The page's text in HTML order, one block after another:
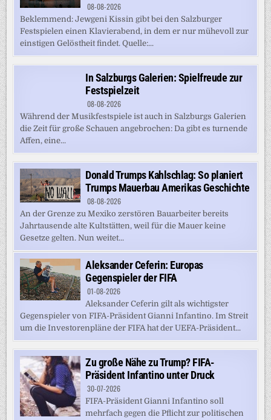
08-08-2026
Beklemmend: Jewgeni Kissin gibt bei den Salzburger
Festspielen einen Klavierabend, in dem er nur mühevoll zur
einstigen Gelöstheit findet. Quelle:...
In Salzburgs Galerien: Spielfreude zur
Festspielzeit
08-08-2026
Während der Musikfestspiele ist auch in Salzburgs Galerien
die Zeit für große Schauen angebrochen: Da gibt es turnende
Affen, eine...
Donald Trumps Kahlschlag: So planiert
Trumps Mauerbau Amerikas Geschichte
08-08-2026
An der Grenze zu Mexiko zerstören Bauarbeiter bereits
Jahrtausende alte Kultstätten, weil für die Mauer keine
Gesetze gelten. Nun weitet...
Aleksander Ceferin: Europas
Gegenspieler der FIFA
01-08-2026
Aleksander Ceferin gilt als wichtigster
Gegenspieler von FIFA-Präsident Gianni Infantino. Im Streit
um die Investorenpläne der FIFA hat der UEFA-Präsident...
Zu große Nähe zu Trump? FIFA-
Präsident Infantino unter Druck
30-07-2026
FIFA-Präsident Gianni Infantino soll
mehrfach gegen die Pflicht zur politischen